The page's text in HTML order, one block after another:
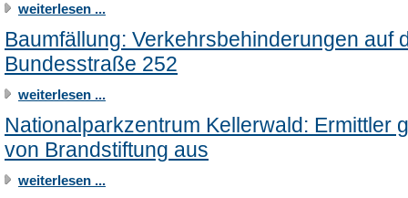
weiterlesen ...
Baumfällung: Verkehrsbehinderungen auf
Bundesstraße 252
weiterlesen ...
Nationalparkzentrum Kellerwald: Ermittler
von Brandstiftung aus
weiterlesen ...